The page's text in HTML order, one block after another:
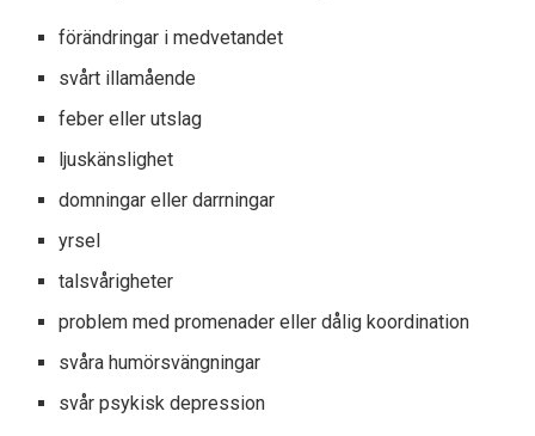
förändringar i medvetandet
svårt illamående
feber eller utslag
ljuskänslighet
domningar eller darrningar
yrsel
talsvårigheter
problem med promenader eller dålig koordination
svåra humörsvängningar
svår psykisk depression